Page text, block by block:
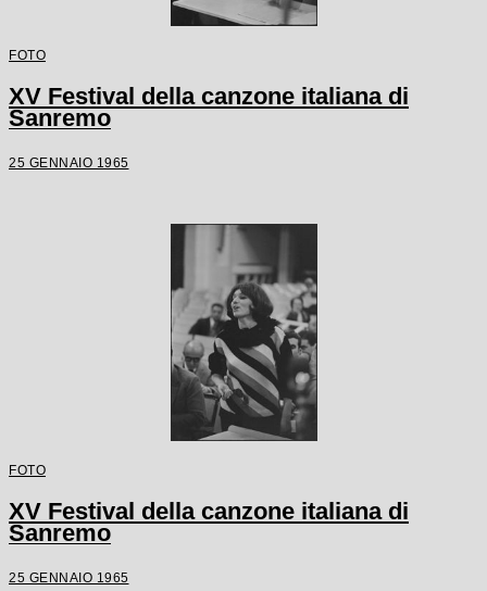
FOTO
XV Festival della canzone italiana di
Sanremo
25 GENNAIO 1965
FOTO
XV Festival della canzone italiana di
Sanremo
25 GENNAIO 1965